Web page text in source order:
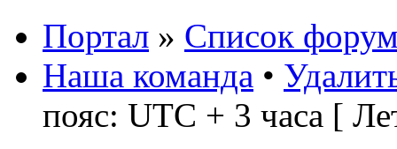
Портал » Список
Наша команда •
пояс: UTC + 3 часа [